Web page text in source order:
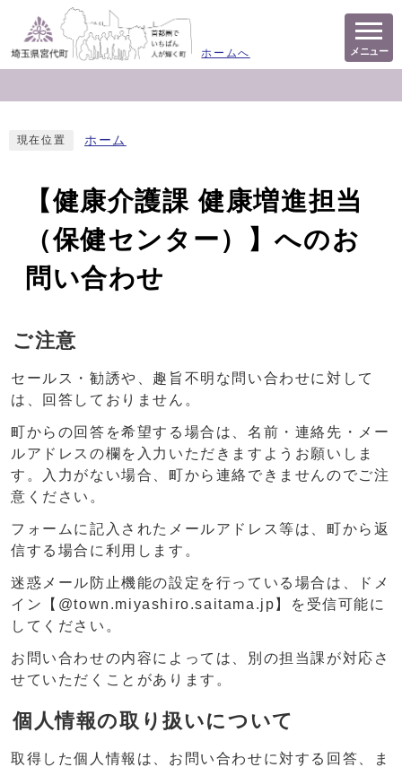
ホームへ メニュー
現在位置 ホーム
【健康介護課 健康増進担当
（保健センター）】へのお
問い合わせ
ご注意
セールス・勧誘や、趣旨不明な問い合わせに対して
は、回答しておりません。
町からの回答を希望する場合は、名前・連絡先・メー
ルアドレスの欄を入力いただきますようお願いしま
す。入力がない場合、町から連絡できませんのでご注
意ください。
フォームに記入されたメールアドレス等は、町から返
信する場合に利用します。
迷惑メール防止機能の設定を行っている場合は、ドメ
イン【@town.miyashiro.saitama.jp】を受信可能に
してください。
お問い合わせの内容によっては、別の担当課が対応さ
せていただくことがあります。
個人情報の取り扱いについて
取得した個人情報は、お問い合わせに対する回答、ま